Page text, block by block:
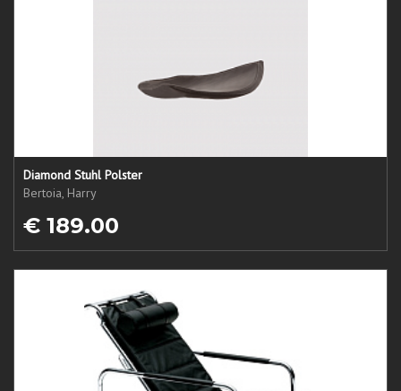
Diamond Stuhl Polster
Bertoia, Harry
€ 189.00